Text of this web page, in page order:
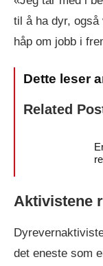
til å ha dyr,
håp om jobb i
Related
Aktivistene
det eneste som